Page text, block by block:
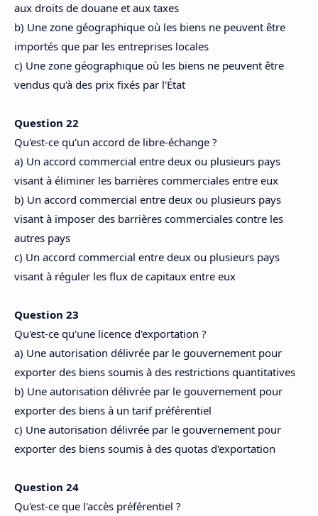
aux droits de douane et aux taxes
b) Une zone géographique où les biens ne peuvent être
importés que par les entreprises locales
c) Une zone géographique où les biens ne peuvent être
vendus qu'à des prix fixés par l'État
Question 22
Qu'est-ce qu'un accord de libre-échange ?
a) Un accord commercial entre deux ou plusieurs pays
visant à éliminer les barrières commerciales entre eux
b) Un accord commercial entre deux ou plusieurs pays
visant à imposer des barrières commerciales contre les
autres pays
c) Un accord commercial entre deux ou plusieurs pays
visant à réguler les flux de capitaux entre eux
Question 23
Qu'est-ce qu'une licence d'exportation ?
a) Une autorisation délivrée par le gouvernement pour
exporter des biens soumis à des restrictions quantitatives
b) Une autorisation délivrée par le gouvernement pour
exporter des biens à un tarif préférentiel
c) Une autorisation délivrée par le gouvernement pour
exporter des biens soumis à des quotas d'exportation
Question 24
Qu'est-ce que l'accès préférentiel ?